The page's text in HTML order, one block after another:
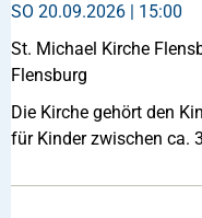
SO 20.09.2026 | 15:00
St. Michael Kirche
Flensburg
Die Kirche gehört den
für Kinder zwischen ca.